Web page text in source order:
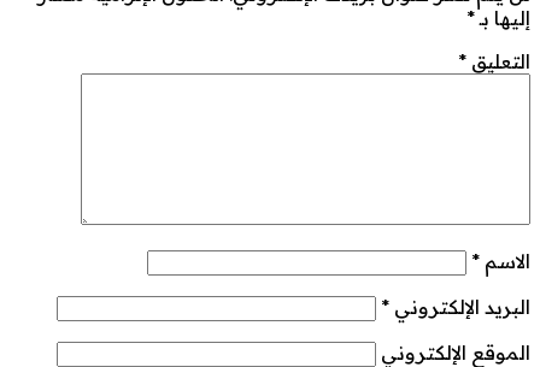
إليها بـ*
التعليق *
الاسم *
البريد الإلكتروني *
الموقع الإلكتروني